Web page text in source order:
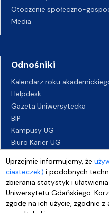
Uprzejmie informujemy, że
ciasteczek) i podobnych
zbierania statystyk i
Uniwersytetu Gdańskiego.
zgodę na ich użycie, zgodnie
Otoczenie społeczno-
Media
Odnośniki
Kalendarz roku
Helpdesk
Gazeta Uniwersytecka
BIP
Kampusy UG
Biuro Karier UG
Deklaracja dostępności